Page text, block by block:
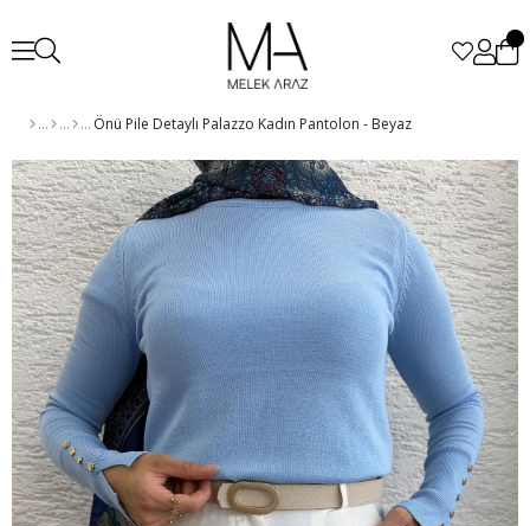
Önü Pile Detaylı Palazzo Kadın Pantolon - Beyaz